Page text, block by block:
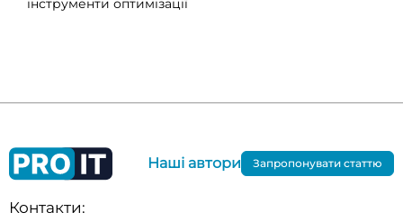
Контакти:
Наші автори Запропонувати статтю